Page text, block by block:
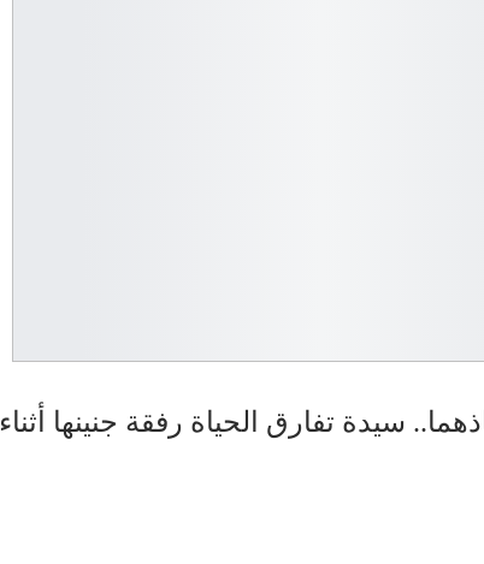
سيدة تفارق الحياة رفقة جنينها أثناء